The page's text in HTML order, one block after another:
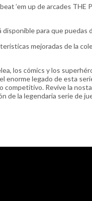
‘em up de arcades THE
disponible para que
mejoradas de la
los cómics y los
enorme legado de esta
competitivo. Revive la
de la legendaria serie de